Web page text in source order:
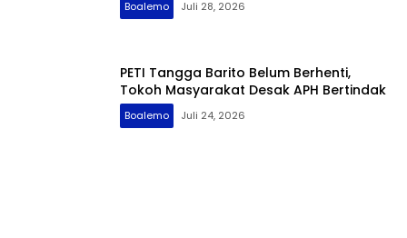
Boalemo Juli 28, 2026
PETI Tangga Barito Belum Berhenti,
Tokoh Masyarakat Desak APH Bertindak
Boalemo Juli 24, 2026